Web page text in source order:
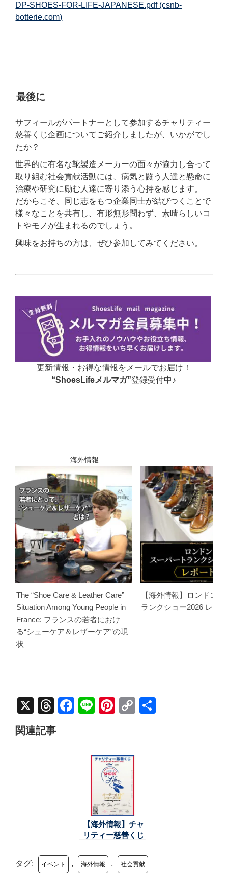
DP-SHOES-FOR-LIFE-JAPANESE.pdf (csnb-
botterie.com)
最後に
サフィールがパートナーとして参加するチャリティー
慈善くじ企画についてご紹介しましたが、いかがでし
たか？
世界的に有名な靴製造メーカーの面々が協力し合って
取り組む社会貢献活動には、病気と闘う人達と懸命に
治療や研究に励む人達に寄り添う心持を感じます。
だからこそ、同じ志をもつ企業同士が結びつくことで
様々なことを共有し、有形無形問わず、素晴らしいコ
トやモノが生まれるのでしょう。
興味をお持ちの方は、ぜひ参加してみてください。
更新情報・お得な情報をメールでお届け！
“ShoesLifeメルマガ”登録受付中♪
海外情報
The “Shoe Care & Leather Care”
Situation Among Young People in
France: フランスの若者におけ
る“シューケア＆レザーケア”の現
状
【海外情報】ロンドン
ランクショー2026 レポ
X Threads
Facebook
LinePinterest
Copy
関連記事
【海外情報】チャ
リティー慈善くじ
Life」で集められ
た寄付金が手渡さ
タグ: イベント , 海外情報 , 社会貢献